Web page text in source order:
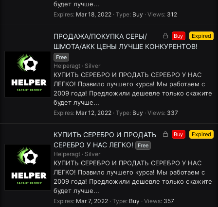
будет лучше...
Expires Mar 18, 2022 Type Buy Views 312
L
o
e
Buy Expired
ПРОДАЖА/ПОКУПКА СЕРЫ/
ШМОТА/АКК ЦЕНЫ ЛУЧШЕ КОНКУРЕНТОВ!
Free
Helperagt Silver
КУПИТЬ СЕРЕБРО И ПРОДАТЬ СЕРЕБРО У НАС
ЛЕГКО! Правило лучшего курса! Мы работаем с
2009 года! Предложили дешевле только скажите
будет лучше...
Expires Mar 12, 2022 Type Buy Views 337
L
k
e
d
Buy Expired
КУПИТЬ СЕРЕБРО И ПРОДАТЬ
СЕРЕБРО У НАС ЛЕГКО!
Free
Helperagt Silver
КУПИТЬ СЕРЕБРО И ПРОДАТЬ СЕРЕБРО У НАС
ЛЕГКО! Правило лучшего курса! Мы работаем с
2009 года! Предложили дешевле только скажите
будет лучше...
Expires Mar 7, 2022 Type Buy Views 357